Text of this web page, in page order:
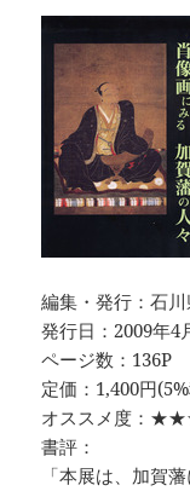
編集・発行：石
発行日：2009年4
ページ数：136P
定価：1,400円
オススメ度：
書評：
「本展は、加賀